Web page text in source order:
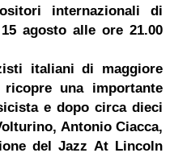
internazionali di
agosto alle ore 21.00
italiani di maggiore
ricopre una importante
e dopo circa dieci
Antonio Ciacca,
del Jazz At Lincoln